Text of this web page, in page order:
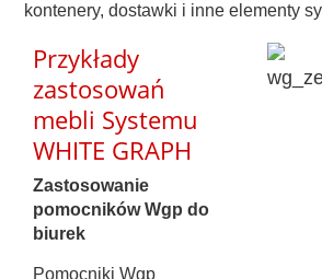
kontenery, dostawki i inne elementy
Przykłady
zastosowań
mebli Systemu
WHITE GRAPH
Zastosowanie
pomocników Wgp do
biurek
Pomocniki Wgp